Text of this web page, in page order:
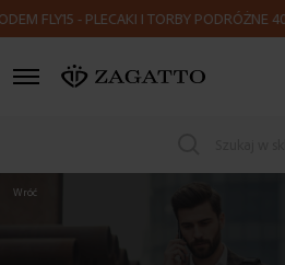
I TORBY PODRÓŻNE 40x20x25 -
Wróć